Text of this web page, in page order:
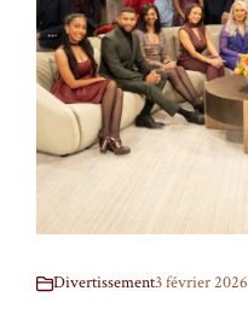
Divertissement3 février 2026